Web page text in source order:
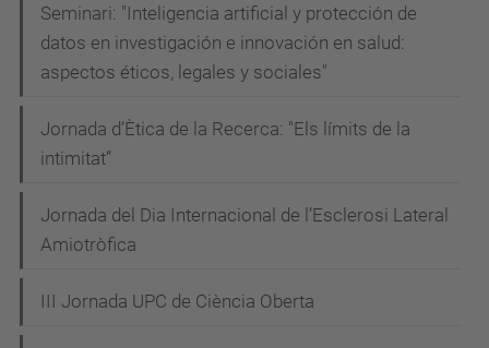
Seminari: "Inteligencia artificial y protección de
datos en investigación e innovación en salud:
aspectos éticos, legales y sociales"
Jornada d’Ètica de la Recerca: "Els límits de la
intimitat”
Jornada del Dia Internacional de l’Esclerosi Lateral
Amiotròfica
III Jornada UPC de Ciència Oberta